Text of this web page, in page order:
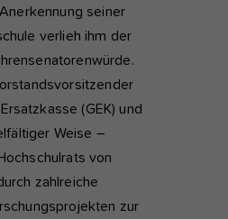
seiner
verlieh ihm der
(GEK) und
Weise –
von
zahlreiche
zur
beinhaltet alle Skripte für